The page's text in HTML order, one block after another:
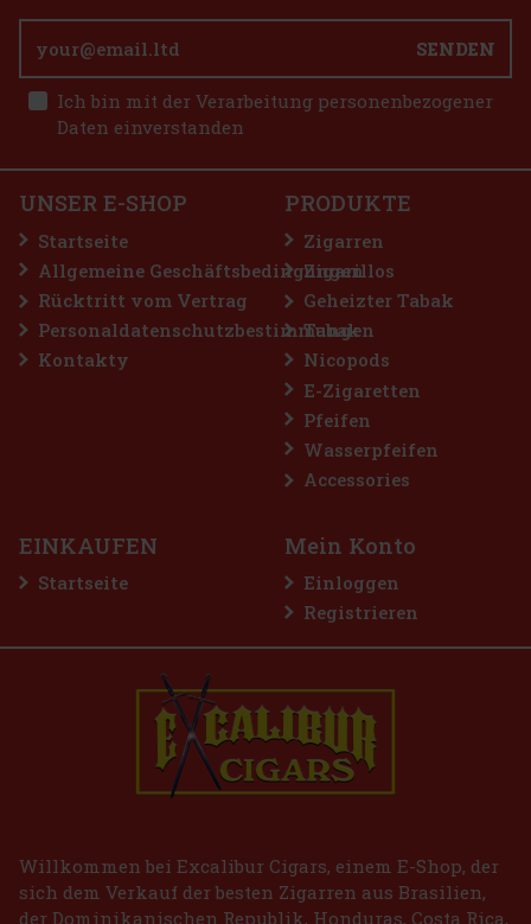
Bestellen
LIO BASE PRO - Onyx
(5 st)
Bestellen
Rabatt: 50%
Aktion
2.99 €
SENDEN
Ich bin mit der Verarbeitung personenbezogener
Daten einverstanden
UNSER E-SHOP
Startseite
Allgemeine Geschäftsbedingungen
Rücktritt vom Vertrag
Personaldatenschutzbestimmungen
Kontakty
PRODUKTE
Zigarren
Zigarillos
Geheizter Tabak
Tabak
Nicopods
E-Zigaretten
Pfeifen
Wasserpfeifen
Accessories
EINKAUFEN
Startseite
Mein Konto
Einloggen
Registrieren
Willkommen bei Excalibur Cigars, einem E-Shop, der
sich dem Verkauf der besten Zigarren aus Brasilien,
der Dominikanischen Republik, Honduras, Costa Rica,